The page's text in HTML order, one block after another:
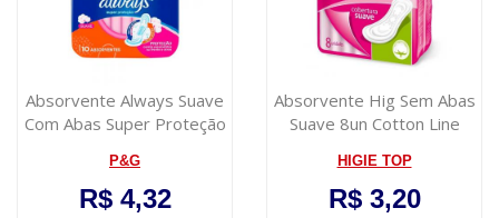
Absorvente Always Suave
Com Abas Super Proteção
P&G
R$ 4,32
Absorvente Hig Sem Abas
Suave 8un Cotton Line
HIGIE TOP
R$ 3,20